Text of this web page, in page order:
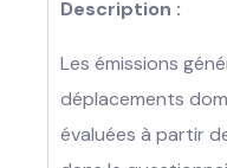
Description :
Les émissions
déplacements
évaluées à partir